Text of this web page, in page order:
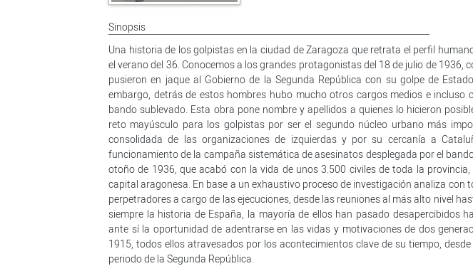
Sinopsis
Una historia de los golpistas en la ciudad de Zaragoza que retrata el perfil
el verano del 36. Conocemos a los grandes protagonistas del 18 de julio de 1936,
pusieron en jaque al Gobierno de la Segunda República con su golpe de
embargo, detrás de estos hombres hubo mucho otros cargos medios e incluso
bando sublevado. Esta obra pone nombre y apellidos a quienes lo hicieron
reto mayúsculo para los golpistas por ser el segundo núcleo urbano más
consolidada de las organizaciones de izquierdas y por su cercanía a
funcionamiento de la campaña sistemática de asesinatos desplegada por el
otoño de 1936, que acabó con la vida de unos 3.500 civiles de toda la
capital aragonesa. En base a un exhaustivo proceso de investigación analiza con
perpetradores a cargo de las ejecuciones, desde las reuniones al más alto nivel
siempre la historia de España, la mayoría de ellos han pasado desapercibidos
ante sí la oportunidad de adentrarse en las vidas y motivaciones de dos
1915, todos ellos atravesados por los acontecimientos clave de su tiempo,
periodo de la Segunda República.